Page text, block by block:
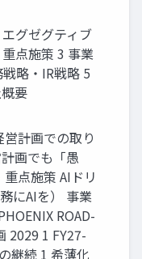
グゼグティブ
点施策 3 事業
略・IR戦略 5
要
計画での取り
画でも「愚
点施策 AIドリ
にAIを） 事業
ROAD-
2029 1 FY27-
継続 1 希薄化